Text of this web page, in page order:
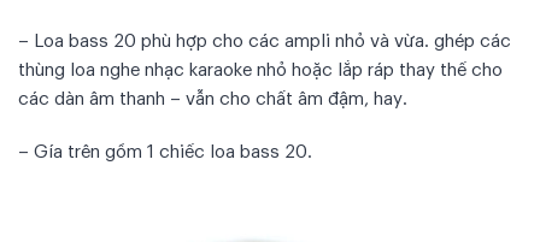
– Loa bass 20 phù hợp cho các ampli nhỏ và vừa. ghép các
thùng loa nghe nhạc karaoke nhỏ hoặc lắp ráp thay thế cho
các dàn âm thanh – vẫn cho chất âm đậm, hay.
– Gía trên gồm 1 chiếc loa bass 20.